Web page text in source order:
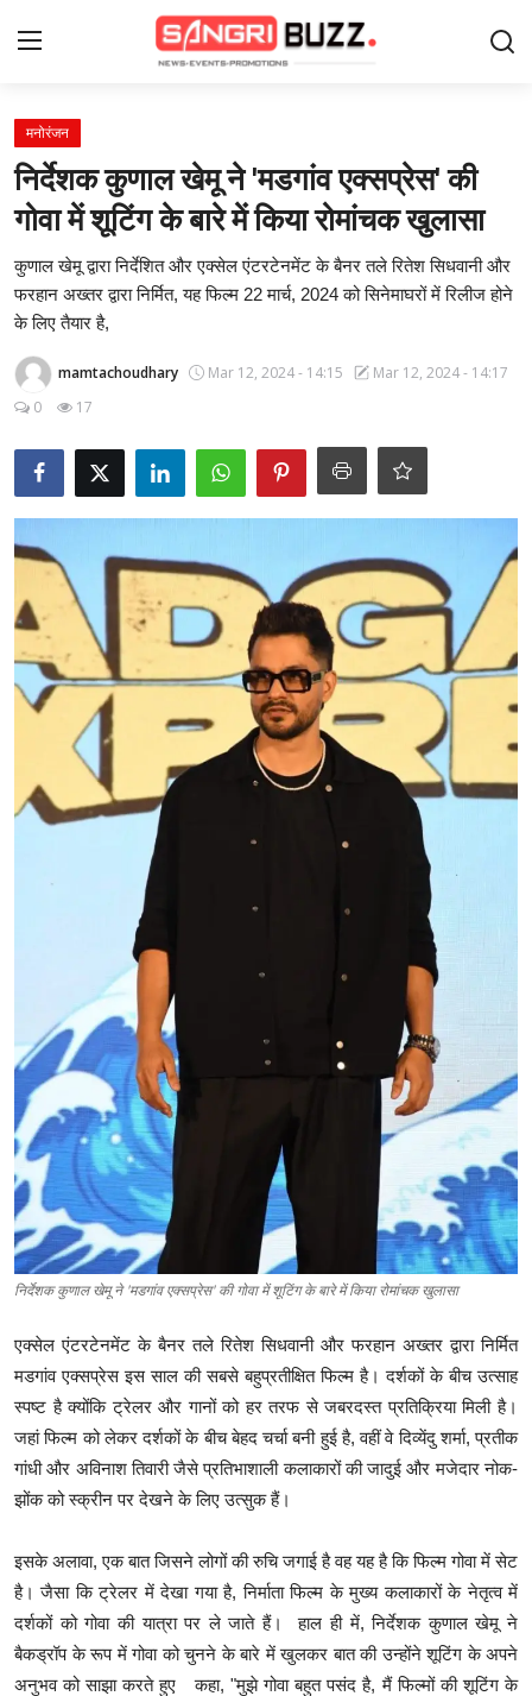
Home
Contact
About Us
फैशन
मनोरंजन
ब्यूटी पेजेंट
खेल
English
मनोरंजन
निर्देशक कुणाल खेमू ने 'मडगांव एक्सप्रेस' की
गोवा में शूटिंग के बारे में किया रोमांचक खुलासा
कुणाल खेमू द्वारा निर्देशित और एक्सेल एंटरटेनमेंट के बैनर तले रितेश सिधवानी और
फरहान अख्तर द्वारा निर्मित, यह फिल्म 22 मार्च, 2024 को सिनेमाघरों में रिलीज होने
के लिए तैयार है,
mamtachoudhary Mar 12, 2024 - 14:15
Mar 12, 2024 - 14:17
0
17
निर्देशक कुणाल खेमू ने 'मडगांव एक्सप्रेस' की गोवा में शूटिंग के बारे में किया रोमांचक खुलासा
एक्सेल एंटरटेनमेंट के बैनर तले रितेश सिधवानी और फरहान अख्तर द्वारा निर्मित
मडगांव एक्सप्रेस इस साल की सबसे बहुप्रतीक्षित फिल्म है। दर्शकों के बीच उत्साह
स्पष्ट है क्योंकि ट्रेलर और गानों को हर तरफ से जबरदस्त प्रतिक्रिया मिली है।
जहां फिल्म को लेकर दर्शकों के बीच बेहद चर्चा बनी हुई है, वहीं वे दिव्येंदु शर्मा, प्रतीक
गांधी और अविनाश तिवारी जैसे प्रतिभाशाली कलाकारों की जादुई और मजेदार नोक-
झोंक को स्क्रीन पर देखने के लिए उत्सुक हैं।
इसके अलावा, एक बात जिसने लोगों की रुचि जगाई है वह यह है कि फिल्म गोवा में सेट
है। जैसा कि ट्रेलर में देखा गया है, निर्माता फिल्म के मुख्य कलाकारों के नेतृत्व में
दर्शकों को गोवा की यात्रा पर ले जाते हैं। हाल ही में, निर्देशक कुणाल खेमू ने
बैकड्रॉप के रूप में गोवा को चुनने के बारे में खुलकर बात की उन्होंने शूटिंग के अपने
अनुभव को साझा करते हुए कहा, "मुझे गोवा बहुत पसंद है, मैं फिल्मों की शूटिंग के